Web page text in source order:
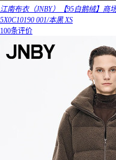
江南布衣（JNBY）【95白鹅绒】商
5X0C10190 001/本黑 XS
100条评价